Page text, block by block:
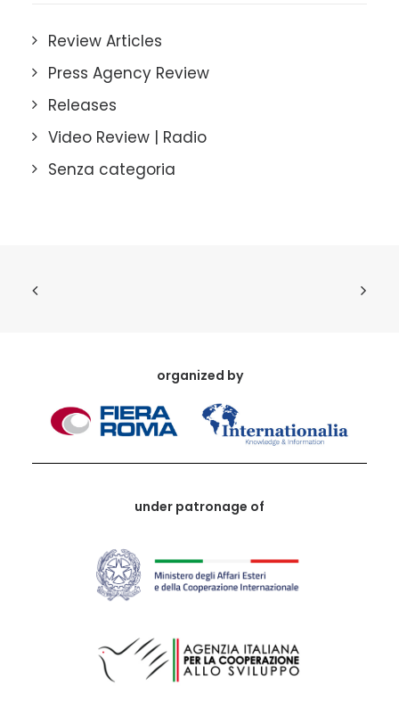
Review Articles
Press Agency Review
Releases
Video Review | Radio
Senza categoria
organized by
under patronage of